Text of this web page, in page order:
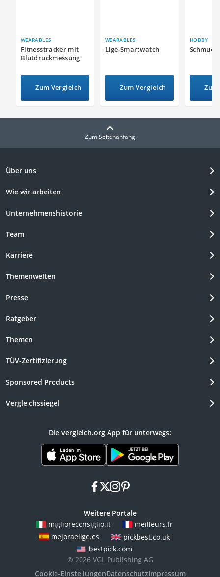
WEARABLES
Fitnesstracker mit
Blutdruckmessung
Zum Vergleich
WEARABLES
Lige-Smartwatch
Zum Vergleich
HOBBY
Zum Seitenanfang
Über uns
Wie wir arbeiten
Unternehmenshistorie
Team
Karriere
Themenwelten
Presse
Ratgeber
Themen
TÜV-Zertifizierung
Sponsored Products
Vergleichssiegel
Die vergleich.org App für unterwegs:
facebook
x instagram
pinterest
Weitere Portale
miglioreconsiglio.it
meilleurs.fr
mejoraelige.es
pickbest.co.uk
bestpick.com
© 2026 VGL Publishing AG
Cookie-EinstellungenDatenschutzImpressum